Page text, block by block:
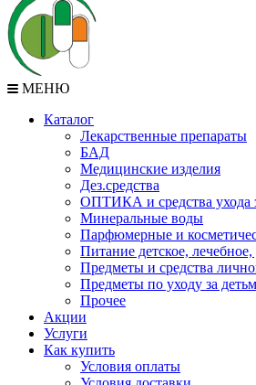
МЕНЮ
Каталог
Лекарственные препараты
БАД
Медицинские изделия
Дез.средства
ОПТИКА и средства ухода
Минеральные воды
Парфюмерные и
Питание детское, лечебное,
Предметы и средства
Предметы по уходу за
Прочее
Акции
Услуги
Как купить
Условия оплаты